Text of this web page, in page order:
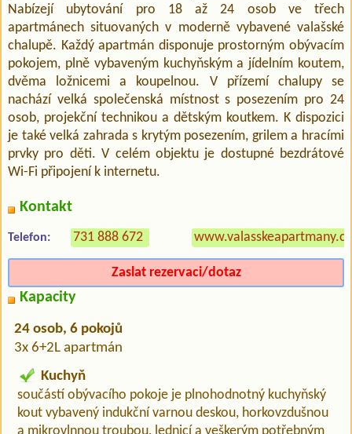
Nabízejí ubytování pro 18 až 24 osob ve třech
apartmánech situovaných v moderně vybavené valašské
chalupě. Každý apartmán disponuje prostorným obývacím
pokojem, plně vybaveným kuchyňským a jídelním koutem,
dvěma ložnicemi a koupelnou. V přízemí chalupy se
nachází velká společenská místnost s posezením pro 24
osob, projekční technikou a dětským koutkem. K dispozici
je také velká zahrada s krytým posezením, grilem a hracími
prvky pro děti. V celém objektu je dostupné bezdrátové
Wi-Fi připojení k internetu.
Kontakt
Telefon: 731 888 672 www.valasskeapartmany.cz
Zaslat rezervaci/dotaz
Kapacity
24 osob, 6 pokojů
3x 6+2L apartmán
Kuchyň
součástí obývacího pokoje je plnohodnotný kuchyňský
kout vybavený indukční varnou deskou, horkovzdušnou